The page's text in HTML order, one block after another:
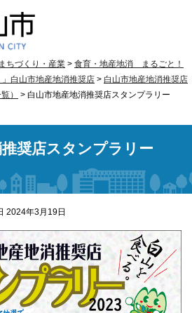
まちづくり・産業 > 食育・地産地消 まるごと！
」白山市地産地消推奨店 > 白山市地産地消推奨店
）
> 白山市地産地消推奨店スタンプラリー
奨店スタンプラリー
2024年3月19日